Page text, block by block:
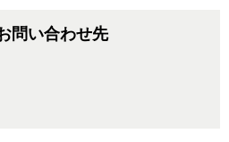
問い合わせ先